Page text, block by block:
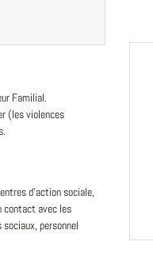
Familial.
(les violences
d'action sociale,
contact avec les
personnel